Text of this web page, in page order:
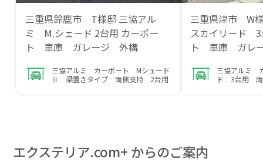
三重県鈴鹿市 T様邸 三協アル
ミ M.シェード 2台用 カーポー
ト 車庫 ガレージ 外構
三協アルミ カーポート Mシェード
Ⅱ 梁置きタイプ 両側支持 2台用
三重県津市 W
スカイリード
ト 車庫 ガレ
三協アルミ
ド 3台用 両
エクステリア.com+ からのご案内